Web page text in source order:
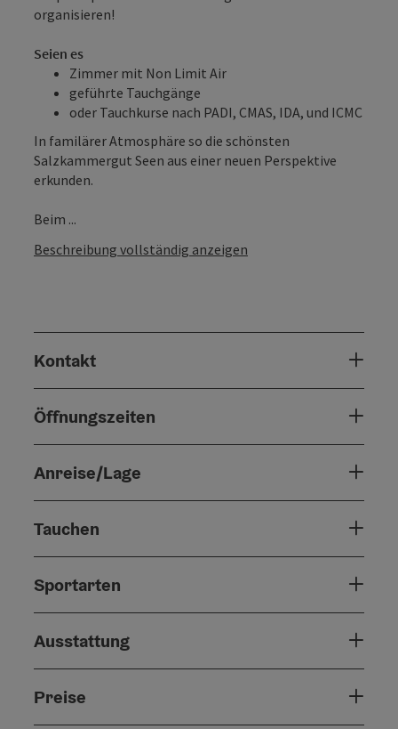
organisieren!
Seien es
Zimmer mit Non Limit Air
geführte Tauchgänge
oder Tauchkurse nach PADI, CMAS, IDA, und ICMC
In familärer Atmosphäre so die schönsten
Salzkammergut Seen aus einer neuen Perspektive
erkunden.
Beim ...
Beschreibung vollständig anzeigen
Kontakt
Öffnungszeiten
Anreise/Lage
Tauchen
Sportarten
Ausstattung
Preise